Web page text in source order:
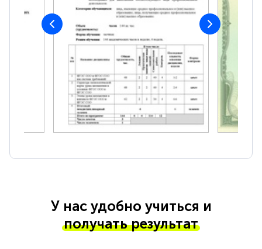
У нас удобно учиться и
получать результат